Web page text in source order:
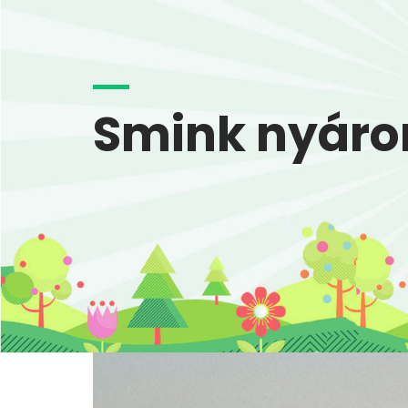
Smink